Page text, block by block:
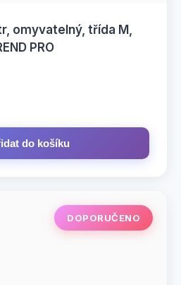
omyvatelný, třída M,
PRO
do košíku
DOPORUČENO